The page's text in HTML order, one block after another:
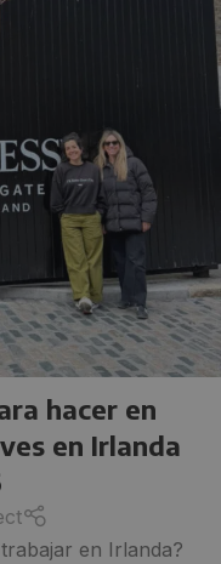
hacer en
en Irlanda
en Irlanda?